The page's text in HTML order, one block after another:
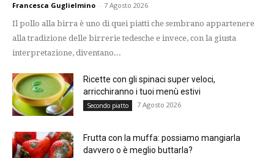
Francesca Guglielmino - 7 Agosto 2026
Il pollo alla birra è uno di quei piatti che sembrano appartenere
alla tradizione delle birrerie tedesche e invece, con la giusta
interpretazione, diventano...
Ricette con gli spinaci super veloci,
arricchiranno i tuoi menù estivi
Secondo piatto 7 Agosto 2026
Frutta con la muffa: possiamo mangiarla
davvero o è meglio buttarla?